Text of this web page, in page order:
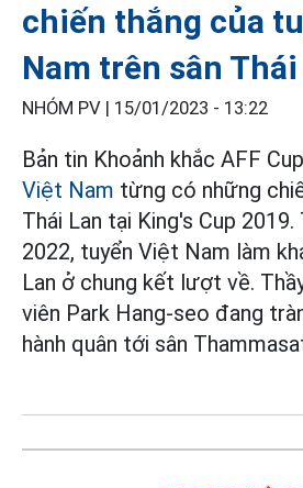
chiến thắng của
Nam trên sân Thái
NHÓM PV | 15/01/2023 - 13:22
Bản tin Khoảnh khắc AFF
Việt Nam từng có những
Thái Lan tại King's Cup 2019.
2022, tuyển Việt Nam làm
Lan ở chung kết lượt về.
viên Park Hang-seo đang
hành quân tới sân